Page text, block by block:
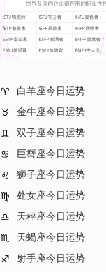
♈ 白羊座今日运势
♉
金牛座今日运势
♊
双子座今日运势
♋
巨蟹座今日运势
♌
狮子座今日运势
♍
处女座今日运势
♎
天秤座今日运势
♏
天蝎座今日运势
♐
射手座今日运势